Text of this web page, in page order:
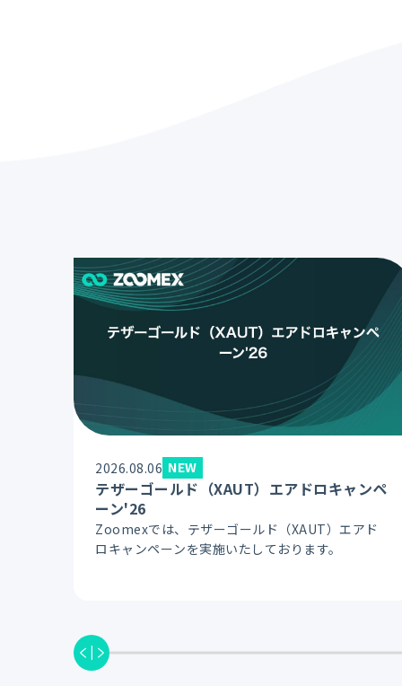
2026.08.06 NEW
テザーゴールド（XAUT）エアドロキャンペ
ーン'26
Zoomexでは、テザーゴールド（XAUT）エアド
ロキャンペーンを実施いたしております。